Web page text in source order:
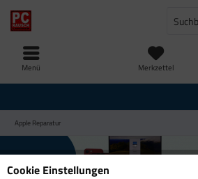
Merkzettel
Menü
Apple Reparatur
Cookie Einstellungen